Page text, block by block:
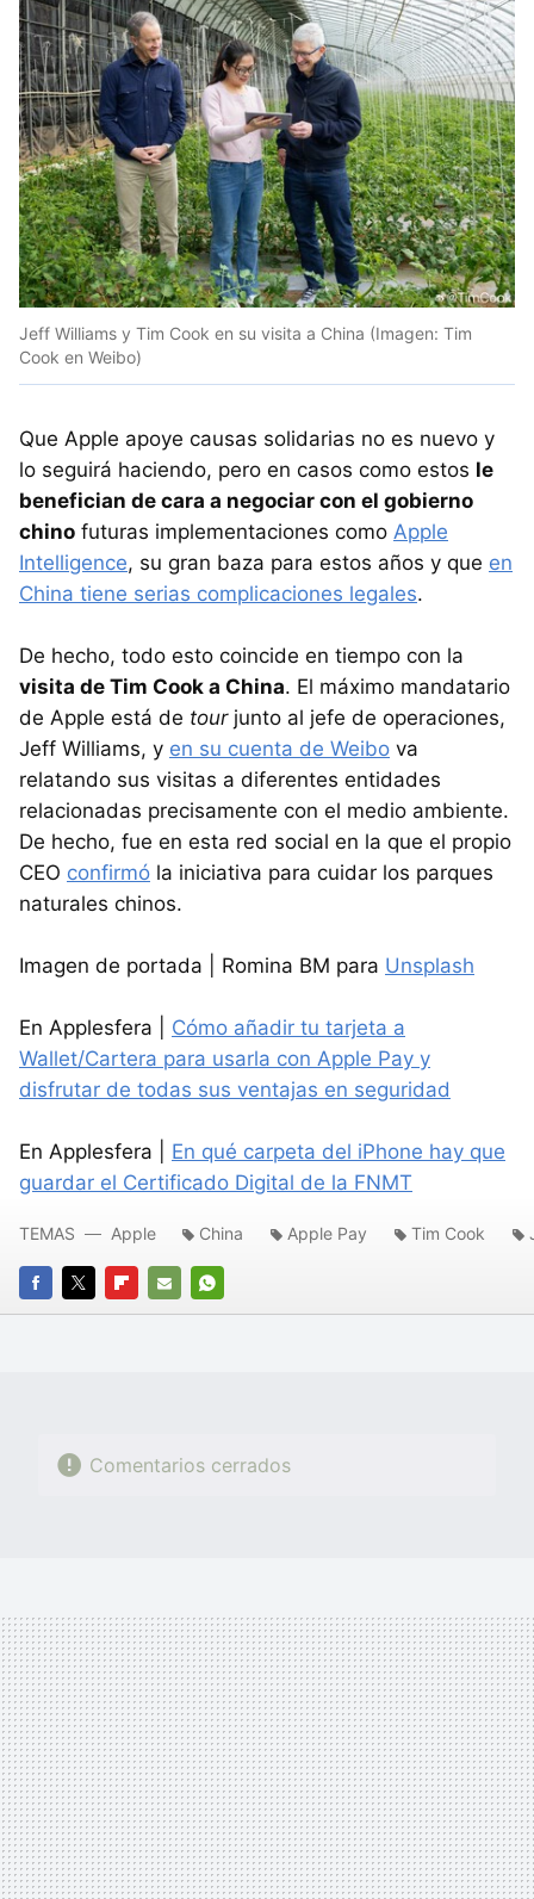
Jeff Williams y Tim Cook en su visita a China (Imagen: Tim
Cook en Weibo)
Que Apple apoye causas solidarias no es nuevo y
lo seguirá haciendo, pero en casos como estos le
benefician de cara a negociar con el gobierno
chino futuras implementaciones como Apple
Intelligence, su gran baza para estos años y que en
China tiene serias complicaciones legales.
De hecho, todo esto coincide en tiempo con la
visita de Tim Cook a China. El máximo mandatario
de Apple está de tour junto al jefe de operaciones,
Jeff Williams, y en su cuenta de Weibo va
relatando sus visitas a diferentes entidades
relacionadas precisamente con el medio ambiente.
De hecho, fue en esta red social en la que el propio
CEO confirmó la iniciativa para cuidar los parques
naturales chinos.
Imagen de portada | Romina BM para Unsplash
En Applesfera | Cómo añadir tu tarjeta a
Wallet/Cartera para usarla con Apple Pay y
disfrutar de todas sus ventajas en seguridad
En Applesfera | En qué carpeta del iPhone hay que
guardar el Certificado Digital de la FNMT
FACEBOOK
TWITTERFLIPBOARD
E-
WHATSAPP
TEMAS Apple China Apple Pay Tim Cook
Comentarios cerrados